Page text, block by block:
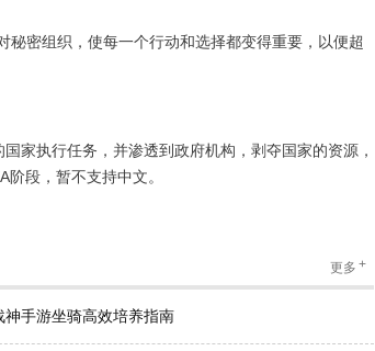
密组织，使每一个行动和选择都变得重要，以便超
执行任务，并渗透到政府机构，剥夺国家的资源，
段，暂不支持中文。
更多 +
神手游坐骑高效培养指南